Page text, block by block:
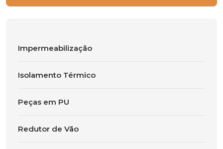
Impermeabilização
Isolamento Térmico
Peças em PU
Redutor de Vão